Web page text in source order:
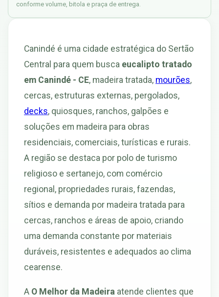
conforme volume, bitola e praça de entrega.
Canindé é uma cidade estratégica do Sertão
Central para quem busca eucalipto tratado
em Canindé - CE, madeira tratada, mourões,
cercas, estruturas externas, pergolados,
decks, quiosques, ranchos, galpões e
soluções em madeira para obras
residenciais, comerciais, turísticas e rurais.
A região se destaca por polo de turismo
religioso e sertanejo, com comércio
regional, propriedades rurais, fazendas,
sítios e demanda por madeira tratada para
cercas, ranchos e áreas de apoio, criando
uma demanda constante por materiais
duráveis, resistentes e adequados ao clima
cearense.
A O Melhor da Madeira atende clientes que